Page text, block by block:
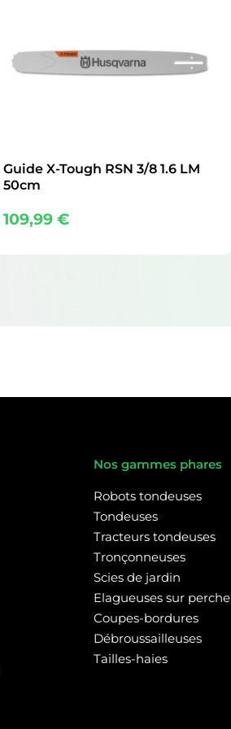
Guide X-Tough RSN 3/8 1.6 LM
50cm
109,99€
Nos gammes phares
Robots tondeuses
Tondeuses
Tracteurs tondeuses
Tronçonneuses
Scies de jardin
Elagueuses sur perche
Coupes-bordures
Débroussailleuses
Tailles-haies